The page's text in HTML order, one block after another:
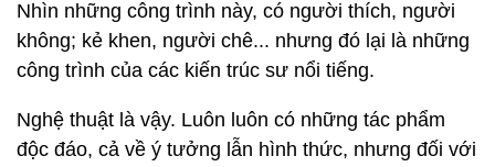
Nhìn những công trình này, có người thích, người
không; kẻ khen, người chê... nhưng đó lại là những
công trình của các kiến trúc sư nổi tiếng.
Nghệ thuật là vậy. Luôn luôn có những tác phẩm
độc đáo, cả về ý tưởng lẫn hình thức, nhưng đối với